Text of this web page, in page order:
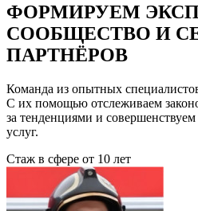
ФОРМИРУЕМ
СООБЩЕСТВО И
ПАРТНЁРОВ
Команда из опытных
С их помощью отслеживаем
за тенденциями и
услуг.
Стаж в сфере от 10 лет